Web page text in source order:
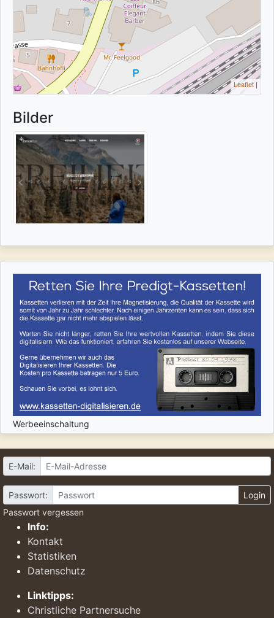
Leaflet |
Bilder
Werbeeinschaltung
E-Mail:
Passwort:
Login
Passwort vergessen
Info:
Kontakt
Statistiken
Datenschutz
Linktipps:
Christliche Partnersuche